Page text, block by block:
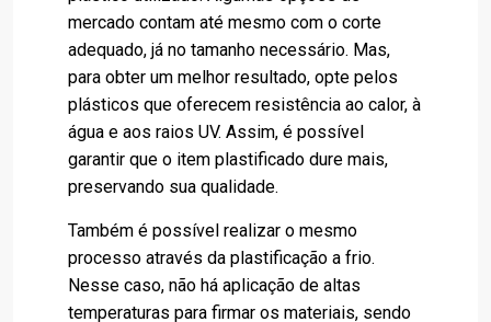
mercado contam até mesmo com o corte
adequado, já no tamanho necessário. Mas,
para obter um melhor resultado, opte pelos
plásticos que oferecem resistência ao calor, à
água e aos raios UV. Assim, é possível
garantir que o item plastificado dure mais,
preservando sua qualidade.
Também é possível realizar o mesmo
processo através da plastificação a frio.
Nesse caso, não há aplicação de altas
temperaturas para firmar os materiais, sendo